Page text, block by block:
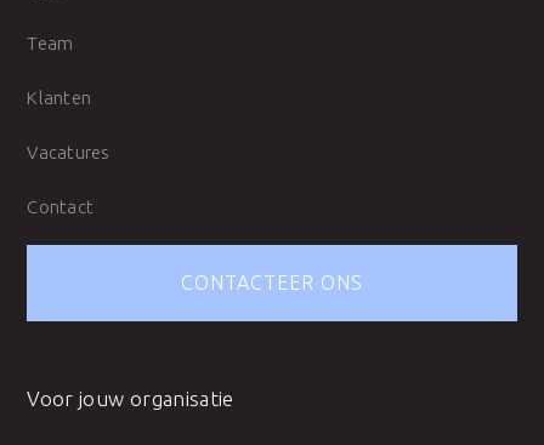
Team
Klanten
Vacatures
Contact
CONTACTEER ONS
Voor jouw organisatie